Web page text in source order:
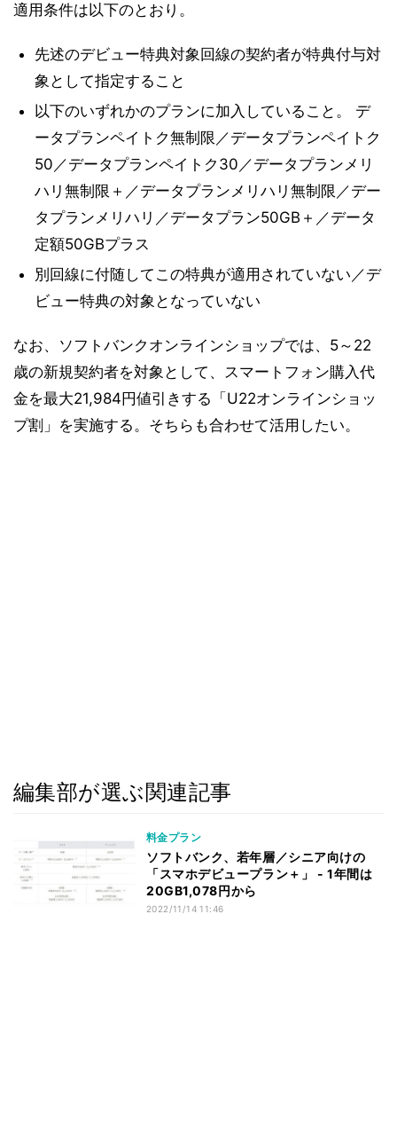
適用条件は以下のとおり。
先述のデビュー特典対象回線の契約者が特典付与対
象として指定すること
以下のいずれかのプランに加入していること。 デ
ータプランペイトク無制限／データプランペイトク
50／データプランペイトク30／データプランメリ
ハリ無制限＋／データプランメリハリ無制限／デー
タプランメリハリ／データプラン50GB＋／データ
定額50GBプラス
別回線に付随してこの特典が適用されていない／デ
ビュー特典の対象となっていない
なお、ソフトバンクオンラインショップでは、5～22
歳の新規契約者を対象として、スマートフォン購入代
金を最大21,984円値引きする「U22オンラインショッ
プ割」を実施する。そちらも合わせて活用したい。
編集部が選ぶ関連記事
料金プラン
ソフトバンク、若年層／シニア向けの
「スマホデビュープラン＋」 - 1年間は
20GB1,078円から
2022/11/14 11:46